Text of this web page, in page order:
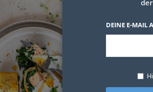
DEINE E-MAIL